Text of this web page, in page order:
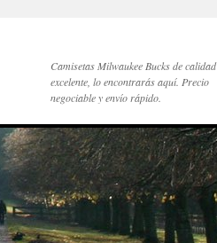
Camisetas Milwaukee Bucks de calidad
excelente, lo encontrarás aquí. Precio
negociable y envío rápido.